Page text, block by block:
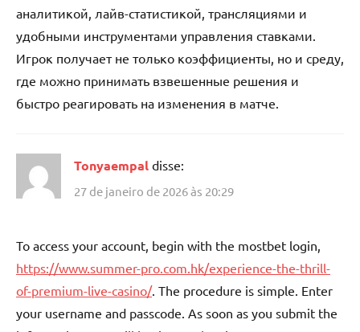
аналитикой, лайв-статистикой, трансляциями и
удобными инструментами управления ставками.
Игрок получает не только коэффициенты, но и среду,
где можно принимать взвешенные решения и
быстро реагировать на изменения в матче.
Tonyaempal disse:
27 de janeiro de 2026 às 20:29
To access your account, begin with the mostbet login,
https://www.summer-pro.com.hk/experience-the-thrill-
of-premium-live-casino/. The procedure is simple. Enter
your username and passcode. As soon as you submit the